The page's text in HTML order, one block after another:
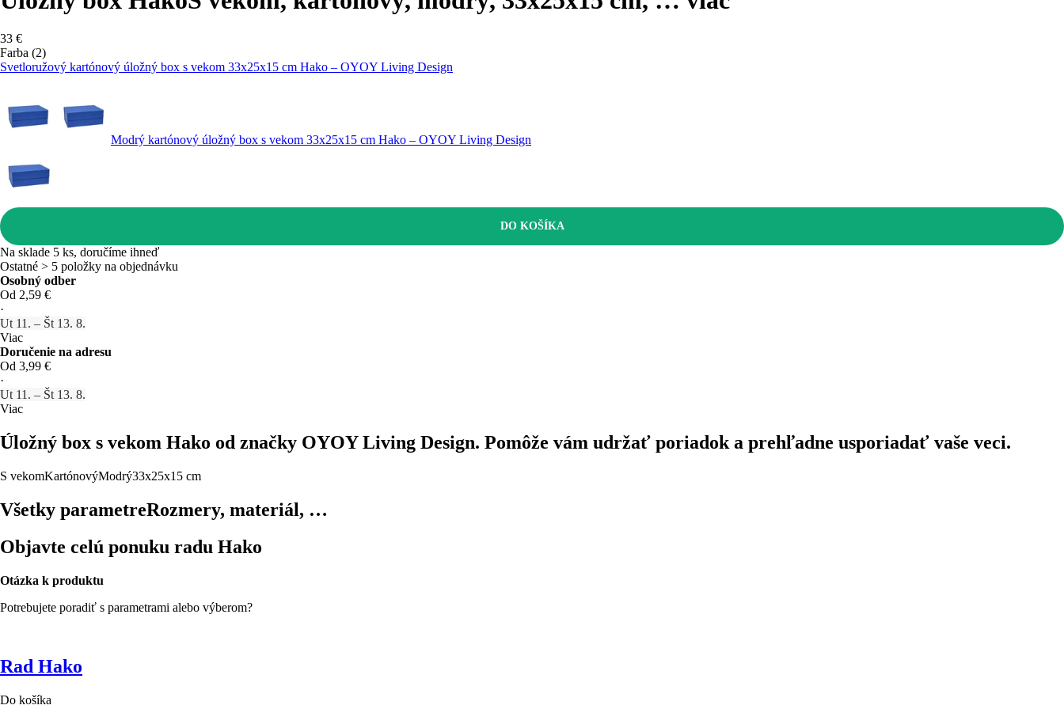
33 €
Farba (2)
Svetloružový kartónový úložný box s vekom 33x25x15 cm Hako – OYOY Living Design
Modrý kartónový úložný box s vekom 33x25x15 cm Hako – OYOY Living Design
DO KOŠÍKA
Na sklade 5 ks, doručíme ihneď
Ostatné > 5 položky na objednávku
Osobný odber
Od 2,59 €
·
Ut 11. – Št 13. 8.
Viac
Doručenie na adresu
Od 3,99 €
·
Ut 11. – Št 13. 8.
Viac
Úložný box s vekom Hako od značky OYOY Living Design. Pomôže vám udržať poriadok a prehľadne usporiadať vaše veci.
S vekomKartónovýModrý33x25x15 cm
Všetky parametreRozmery, materiál, …
Objavte celú ponuku radu Hako
Otázka k produktu
Potrebujete poradiť s parametrami alebo výberom?
Rad Hako
Do košíka